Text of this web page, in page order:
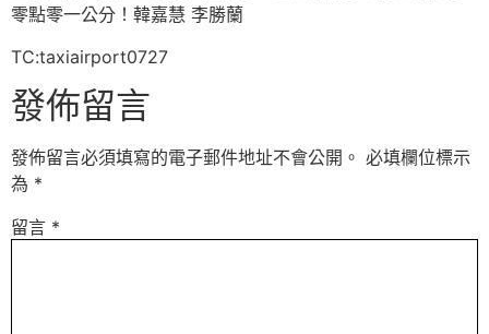
零點零一公分！韓嘉慧 李勝蘭
TC:taxiairport0727
發佈留言
發佈留言必須填寫的電子郵件地址不會公開。 必填欄位標示
為 *
留言 *